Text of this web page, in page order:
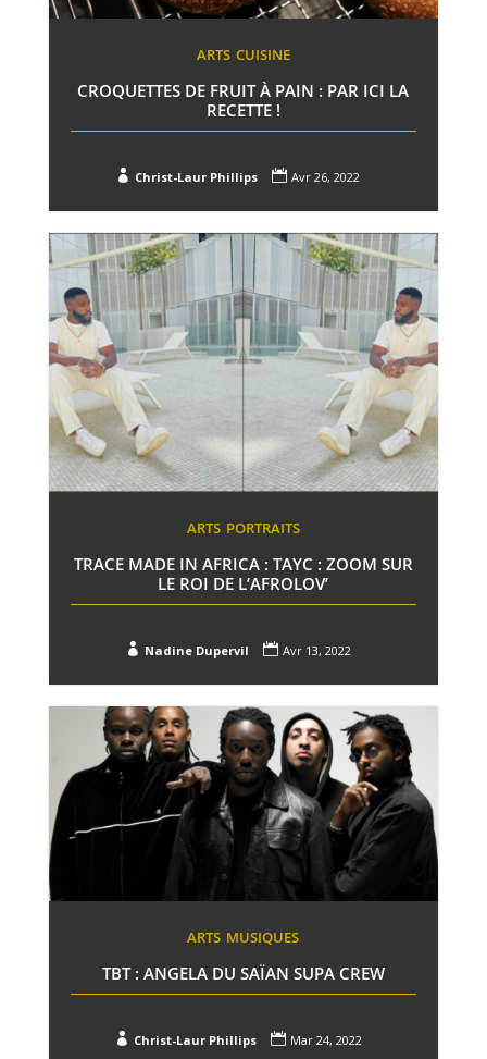
ARTS CUISINE
CROQUETTES DE FRUIT À PAIN : PAR ICI LA
RECETTE !
 Christ-Laur Phillips  Avr 26, 2022
ARTS PORTRAITS
TRACE MADE IN AFRICA : TAYC : ZOOM SUR
LE ROI DE L’AFROLOV’
 Nadine Dupervil  Avr 13, 2022
ARTS MUSIQUES
TBT : ANGELA DU SAÏAN SUPA CREW
 Christ-Laur Phillips  Mar 24, 2022